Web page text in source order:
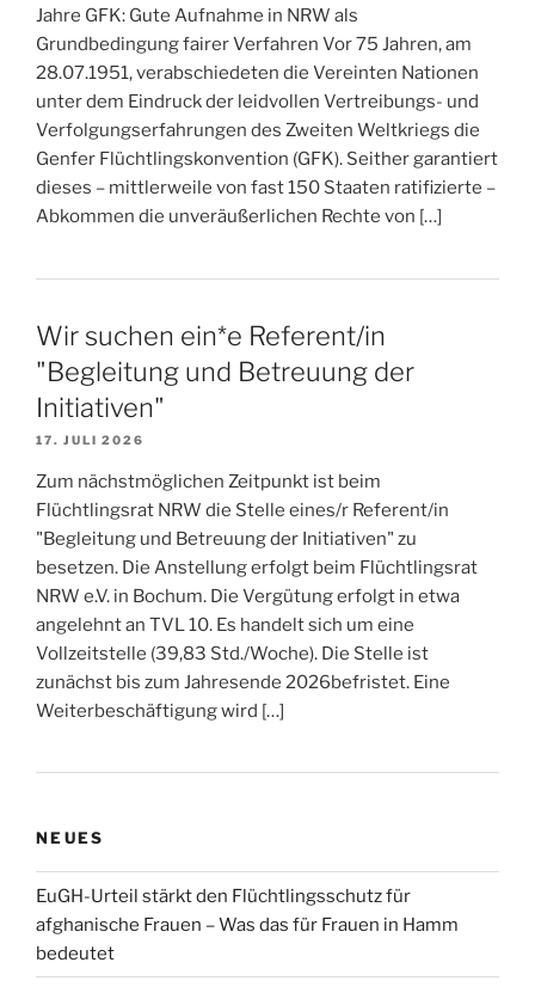
Jahre GFK: Gute Aufnahme in NRW als
Grundbedingung fairer Verfahren Vor 75 Jahren, am
28.07.1951, verabschiedeten die Vereinten Nationen
unter dem Eindruck der leidvollen Vertreibungs- und
Verfolgungserfahrungen des Zweiten Weltkriegs die
Genfer Flüchtlingskonvention (GFK). Seither garantiert
dieses – mittlerweile von fast 150 Staaten ratifizierte –
Abkommen die unveräußerlichen Rechte von […]
Wir suchen ein*e Referent/in
"Begleitung und Betreuung der
Initiativen"
17. JULI 2026
Zum nächstmöglichen Zeitpunkt ist beim
Flüchtlingsrat NRW die Stelle eines/r Referent/in
"Begleitung und Betreuung der Initiativen" zu
besetzen. Die Anstellung erfolgt beim Flüchtlingsrat
NRW e.V. in Bochum. Die Vergütung erfolgt in etwa
angelehnt an TVL 10. Es handelt sich um eine
Vollzeitstelle (39,83 Std./Woche). Die Stelle ist
zunächst bis zum Jahresende 2026befristet. Eine
Weiterbeschäftigung wird […]
NEUES
EuGH-Urteil stärkt den Flüchtlingsschutz für
afghanische Frauen – Was das für Frauen in Hamm
bedeutet